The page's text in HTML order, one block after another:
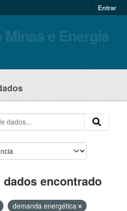
Entrar
e Energia
encontrado
demanda energética